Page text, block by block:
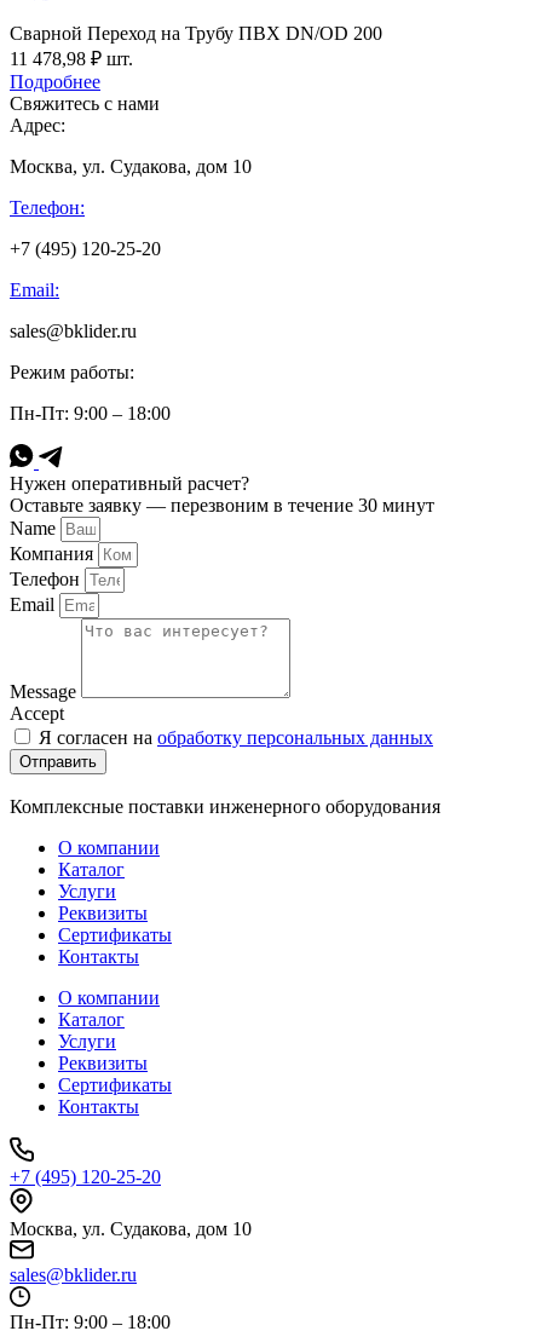
Сварной Переход на Трубу ПВХ DN/OD 200
11 478,98 ₽ шт.
Подробнее
Свяжитесь с нами
Адрес:
Москва, ул. Судакова, дом 10
Телефон:
+7 (495) 120-25-20
Email:
sales@bklider.ru
Режим работы:
Пн-Пт: 9:00 – 18:00
Нужен оперативный расчет?
Оставьте заявку — перезвоним в течение 30 минут
Name
Компания
Телефон
Email
Message
Accept
Я согласен на обработку персональных данных
Отправить
Комплексные поставки инженерного оборудования
О компании
Каталог
Услуги
Реквизиты
Сертификаты
Контакты
О компании
Каталог
Услуги
Реквизиты
Сертификаты
Контакты
+7 (495) 120-25-20
Москва, ул. Судакова, дом 10
sales@bklider.ru
Пн-Пт: 9:00 – 18:00